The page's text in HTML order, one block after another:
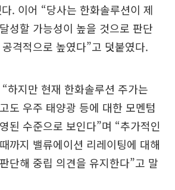
. 이어 “당사는 한화솔루션이 제
성할 가능성이 높을 것으로 판단
격적으로 높였다”고 덧붙였다.
하지만 현재 한화솔루션 주가는
도 우주 태양광 등에 대한 모멘텀
된 수준으로 보인다”며 “추가적인
까지 밸류에이션 리레이팅에 대해
단해 중립 의견을 유지한다”고 말